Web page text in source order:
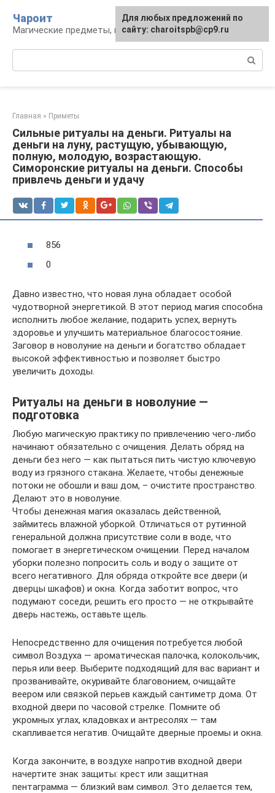
контенту
Чароит
Магические предметы, гадания, обряды
Главная » Приметы
Сильные ритуалы на деньги. Ритуалы на
деньги на луну, растущую, убывающую,
полную, молодую, возрастающую.
Симоронские ритуалы на деньги. Способы
привлечь деньги и удачу
856
0
Давно известно, что новая луна обладает особой
чудотворной энергетикой. В этот период магия способна
исполнить любое желание, подарить успех, вернуть
здоровье и улучшить материальное благосостояние.
Заговор в новолуние на деньги и богатство обладает
высокой эффективностью и позволяет быстро
увеличить доходы.
Ритуалы на деньги в новолуние —
подготовка
Любую магическую практику по привлечению чего-либо
начинают обязательно с очищения. Делать обряд на
деньги без него — как пытаться пить чистую ключевую
воду из грязного стакана. Желаете, чтобы денежные
потоки не обошли и ваш дом, – очистите пространство.
Делают это в новолуние.
Чтобы денежная магия оказалась действенной,
займитесь влажной уборкой. Отличаться от рутинной
генеральной должна присутствие соли в воде, что
помогает в энергетическом очищении. Перед началом
уборки полезно попросить соль и воду о защите от
всего негативного. Для обряда откройте все двери (и
дверцы шкафов) и окна. Когда заботит вопрос, что
подумают соседи, решить его просто — не открывайте
дверь настежь, оставьте щель.
Непосредственно для очищения потребуется любой
символ Воздуха — ароматическая палочка, колокольчик,
перья или веер. Выберите подходящий для вас вариант и
прозванивайте, окуривайте благовонием, очищайте
веером или связкой перьев каждый сантиметр дома. От
входной двери по часовой стрелке. Помните об
укромных углах, кладовках и антресолях — там
скапливается негатив. Очищайте дверные проемы и окна.
Когда закончите, в воздухе напротив входной двери
начертите знак защиты: крест или защитная
пентаграмма — близкий вам символ. Это делается тем,
Для любых предложений по
сайту: charoitspb@cp9.ru